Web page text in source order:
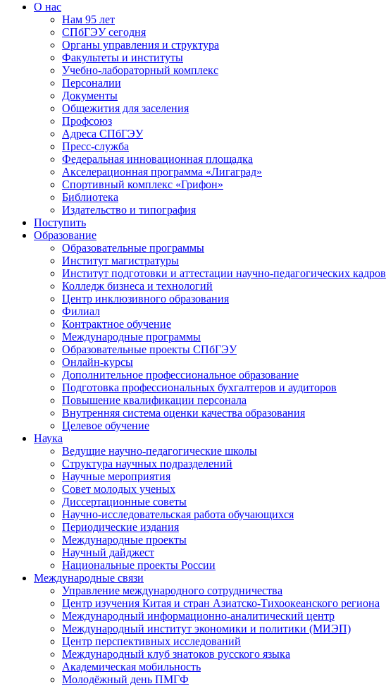
О нас
Нам 95 лет
СПбГЭУ сегодня
Органы управления и структура
Факультеты и институты
Учебно-лабораторный комплекс
Персоналии
Документы
Общежития для заселения
Профсоюз
Адреса СПбГЭУ
Пресс-служба
Федеральная инновационная площадка
Акселерационная программа «Лигаград»­­
Спортивный комплекс «Грифон»
Библиотека
Издательство и типография
Поступить
Образование
Образовательные программы
Институт магистратуры
Институт подготовки и аттестации научно-педагогических кадров
Колледж бизнеса и технологий
Центр инклюзивного образования
Филиал
Контрактное обучение
Международные программы
Образовательные проекты СПбГЭУ
Онлайн-курсы
Дополнительное профессиональное образование
Подготовка профессиональных бухгалтеров и аудиторов
Повышение квалификации персонала
Внутренняя система оценки качества образования
Целевое обучение
Наука
Ведущие научно-педагогические школы
Структура научных подразделений
Научные мероприятия
Совет молодых ученых
Диссертационные советы
Научно-исследовательская работа обучающихся
Периодические издания
Международные проекты
Научный дайджест
Национальные проекты России
Международные связи
Управление международного сотрудничества
Центр изучения Китая и стран Азиатско-Тихоокеанского региона
Международный информационно-аналитический центр
Международный институт экономики и политики (МИЭП)
Центр перспективных исследований
Международный клуб знатоков русского языка
Академическая мобильность
Молодёжный день ПМГФ